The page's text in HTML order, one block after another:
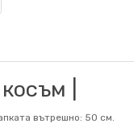
|
вътрешно: 50 см.